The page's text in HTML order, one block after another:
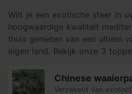
Wilt je een exotische sfeer in
hoogwaardige kwaliteit
thuis genieten van een ultiem
eigen land. Bekijk onze 3
Chinese
Verzekerd van